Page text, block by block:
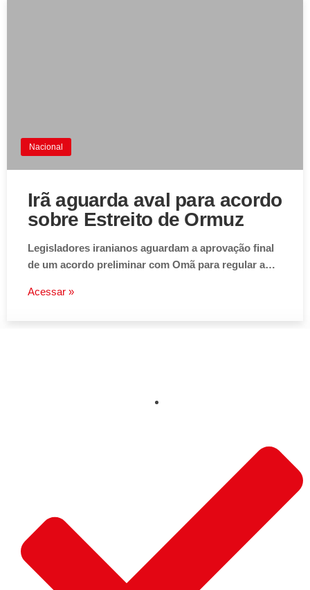
Nacional
Irã aguarda aval para acordo
sobre Estreito de Ormuz
Legisladores iranianos aguardam a aprovação final
de um acordo preliminar com Omã para regular a…
Acessar »